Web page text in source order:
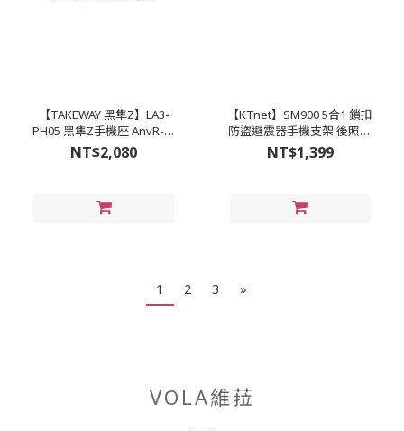
【TAKEWAY 黑隼Z】LA3-
PH05 黑隼Z手機座 AnvR-逆
磁浮 機車手機架 後照鏡 防
盜 鋁合金 可單手操作
NT$2,080
【KTnet】SM900 5合1 鎖扣
防盜避震器手機支架 後照鏡
款 手機架
NT$1,399
1 2 3 »
VOLA維菈